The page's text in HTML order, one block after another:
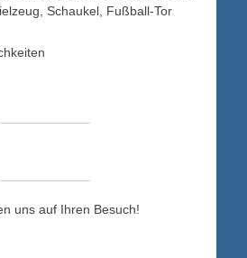
Schaukel, Fußball-Tor
uns auf Ihren Besuch!